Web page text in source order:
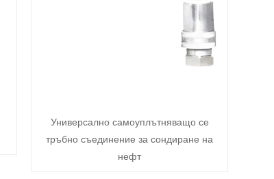
Универсално самоуплътняващо се
тръбно съединение за сондиране на
нефт